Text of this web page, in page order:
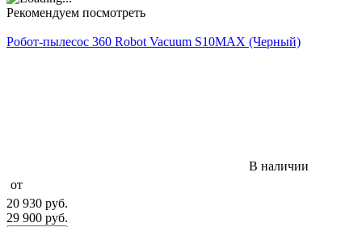
Рекомендуем посмотреть
Робот-пылесос 360 Robot Vacuum S10MAX (Черный)
В наличии
от
20 930 руб.
29 900 руб.